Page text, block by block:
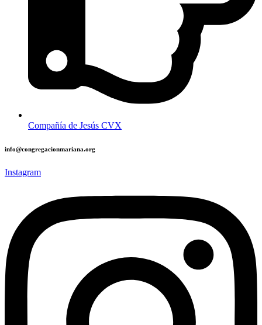
Compañía de Jesús CVX
info@congregacionmariana.org
Instagram